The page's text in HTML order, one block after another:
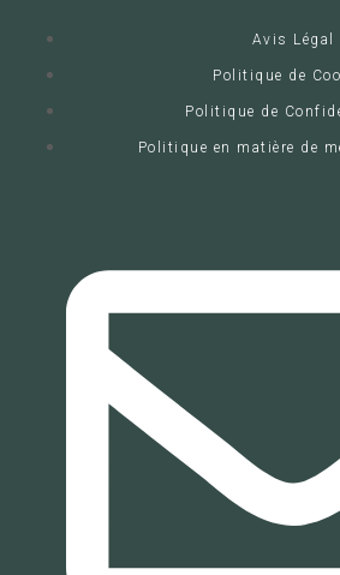
Avis Légal
Politique de
Politique de
Politique en matière de